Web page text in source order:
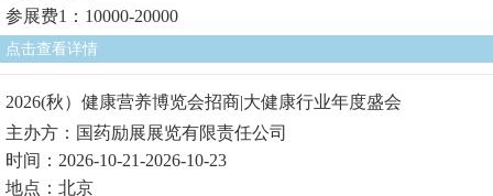
参展费1：10000-20000
点击查看详情
2026(秋）健康营养博览会招商|大健康行业年度盛会
主办方：国药励展展览有限责任公司
时间：2026-10-21-2026-10-23
地点：北京